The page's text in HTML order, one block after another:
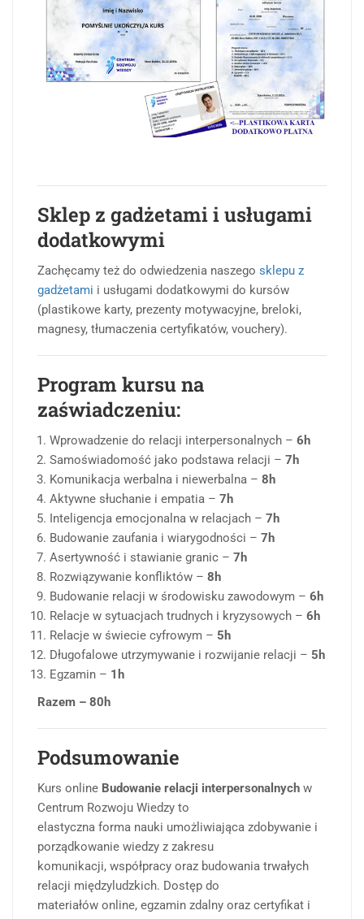
Sklep z gadżetami i usługami
dodatkowymi
Zachęcamy też do odwiedzenia naszego sklepu z
gadżetami i usługami dodatkowymi do kursów
(plastikowe karty, prezenty motywacyjne, breloki,
magnesy, tłumaczenia certyfikatów, vouchery).
Program kursu na
zaświadczeniu:
Wprowadzenie do relacji interpersonalnych – 6h
Samoświadomość jako podstawa relacji – 7h
Komunikacja werbalna i niewerbalna – 8h
Aktywne słuchanie i empatia – 7h
Inteligencja emocjonalna w relacjach – 7h
Budowanie zaufania i wiarygodności – 7h
Asertywność i stawianie granic – 7h
Rozwiązywanie konfliktów – 8h
Budowanie relacji w środowisku zawodowym – 6h
Relacje w sytuacjach trudnych i kryzysowych – 6h
Relacje w świecie cyfrowym – 5h
Długofalowe utrzymywanie i rozwijanie relacji – 5h
Egzamin – 1h
Razem – 80h
Podsumowanie
Kurs online Budowanie relacji interpersonalnych w
Centrum Rozwoju Wiedzy to
elastyczna forma nauki umożliwiająca zdobywanie i
porządkowanie wiedzy z zakresu
komunikacji, współpracy oraz budowania trwałych
relacji międzyludzkich. Dostęp do
materiałów online, egzamin zdalny oraz certyfikat i